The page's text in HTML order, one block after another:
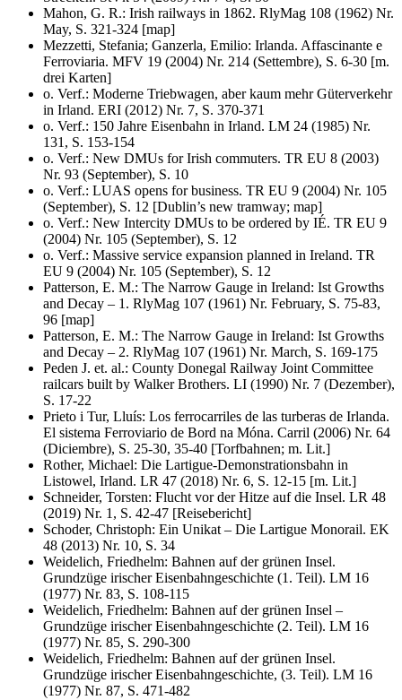
Mahon, G. R.: Irish railways in 1862. RlyMag 108 (1962) Nr.
May, S. 321-324 [map]
Mezzetti, Stefania; Ganzerla, Emilio: Irlanda. Affascinante e
Ferroviaria. MFV 19 (2004) Nr. 214 (Settembre), S. 6-30 [m.
drei Karten]
o. Verf.: Moderne Triebwagen, aber kaum mehr Güterverkehr
in Irland. ERI (2012) Nr. 7, S. 370-371
o. Verf.: 150 Jahre Eisenbahn in Irland. LM 24 (1985) Nr.
131, S. 153-154
o. Verf.: New DMUs for Irish commuters. TR EU 8 (2003)
Nr. 93 (September), S. 10
o. Verf.: LUAS opens for business. TR EU 9 (2004) Nr. 105
(September), S. 12 [Dublin’s new tramway; map]
o. Verf.: New Intercity DMUs to be ordered by IÉ. TR EU 9
(2004) Nr. 105 (September), S. 12
o. Verf.: Massive service expansion planned in Ireland. TR
EU 9 (2004) Nr. 105 (September), S. 12
Patterson, E. M.: The Narrow Gauge in Ireland: Ist Growths
and Decay – 1. RlyMag 107 (1961) Nr. February, S. 75-83,
96 [map]
Patterson, E. M.: The Narrow Gauge in Ireland: Ist Growths
and Decay – 2. RlyMag 107 (1961) Nr. March, S. 169-175
Peden J. et. al.: County Donegal Railway Joint Committee
railcars built by Walker Brothers. LI (1990) Nr. 7 (Dezember),
S. 17-22
Prieto i Tur, Lluís: Los ferrocarriles de las turberas de Irlanda.
El sistema Ferroviario de Bord na Móna. Carril (2006) Nr. 64
(Diciembre), S. 25-30, 35-40 [Torfbahnen; m. Lit.]
Rother, Michael: Die Lartigue-Demonstrationsbahn in
Listowel, Irland. LR 47 (2018) Nr. 6, S. 12-15 [m. Lit.]
Schneider, Torsten: Flucht vor der Hitze auf die Insel. LR 48
(2019) Nr. 1, S. 42-47 [Reisebericht]
Schoder, Christoph: Ein Unikat – Die Lartigue Monorail. EK
48 (2013) Nr. 10, S. 34
Weidelich, Friedhelm: Bahnen auf der grünen Insel.
Grundzüge irischer Eisenbahngeschichte (1. Teil). LM 16
(1977) Nr. 83, S. 108-115
Weidelich, Friedhelm: Bahnen auf der grünen Insel –
Grundzüge irischer Eisenbahngeschichte (2. Teil). LM 16
(1977) Nr. 85, S. 290-300
Weidelich, Friedhelm: Bahnen auf der grünen Insel.
Grundzüge irischer Eisenbahngeschichte, (3. Teil). LM 16
(1977) Nr. 87, S. 471-482